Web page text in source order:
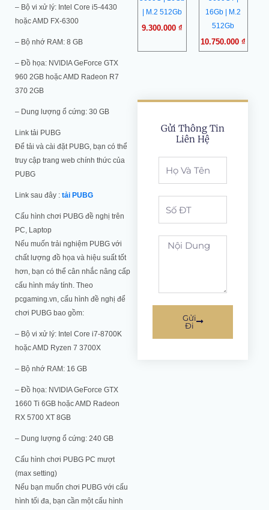
– Bộ vi xử lý: Intel Core i5-4430
hoặc AMD FX-6300
– Bộ nhớ RAM: 8 GB
– Đồ họa: NVIDIA GeForce GTX
960 2GB hoặc AMD Radeon R7
370 2GB
– Dung lượng ổ cứng: 30 GB
Link tải PUBG
Để tải và cài đặt PUBG, bạn có thể
truy cập trang web chính thức của
PUBG
Link sau đây : tải PUBG
Cấu hình chơi PUBG đề nghị trên
PC, Laptop
Nếu muốn trải nghiệm PUBG với
chất lượng đồ họa và hiệu suất tốt
hơn, bạn có thể cân nhắc nâng cấp
cấu hình máy tính. Theo
pcgaming.vn, cấu hình đề nghị để
chơi PUBG bao gồm:
– Bộ vi xử lý: Intel Core i7-8700K
hoặc AMD Ryzen 7 3700X
– Bộ nhớ RAM: 16 GB
– Đồ họa: NVIDIA GeForce GTX
1660 Ti 6GB hoặc AMD Radeon
RX 5700 XT 8GB
– Dung lượng ổ cứng: 240 GB
Cấu hình chơi PUBG PC mượt
(max setting)
Nếu bạn muốn chơi PUBG với cấu
hình tối đa, bạn cần một cấu hình
| M.2 512Gb
9.300.000 ₫
16Gb | M.2
512Gb
10.750.000₫
Gửi Thông Tin
Liên Hệ
Name
noi
Gửi
Đi